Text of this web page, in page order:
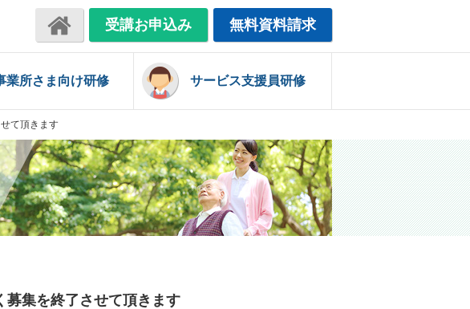
受講お申込み 無料資料請求
業所さま向け研修 サービス支援員研修
て頂きます
集を終了させて頂きます